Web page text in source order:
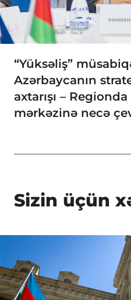
“Yüksəliş”
Azərbaycanın
axtarışı –
mərkəzinə necə
Sizin üçün